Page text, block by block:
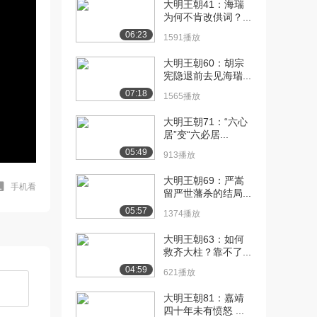
手机看
06:23
大明王朝41：海瑞
为何不肯改供词？...
1591播放
07:18
大明王朝60：胡宗
宪隐退前去见海瑞...
1565播放
05:49
大明王朝71：“六心
居”变“六必居...
913播放
05:57
大明王朝69：严嵩
留严世藩杀的结局...
1374播放
04:59
大明王朝63：如何
救齐大柱？靠不了...
621播放
大明王朝81：嘉靖
四十年未有愤怒 ...